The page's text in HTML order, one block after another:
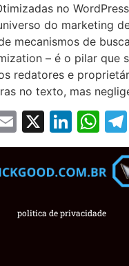
no
do marketing
mecanismos de
– é o pilar que
redatores e
no texto, mas
Email
X
politica de privacidade